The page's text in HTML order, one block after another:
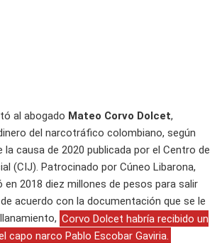
al abogado Mateo Corvo Dolcet,
del narcotráfico colombiano, según
causa de 2020 publicada por el Centro de
(CIJ). Patrocinado por Cúneo Libarona,
en 2018 diez millones de pesos para salir
acuerdo con la documentación que se le
Corvo Dolcet habría recibido un
capo narco Pablo Escobar Gaviria.